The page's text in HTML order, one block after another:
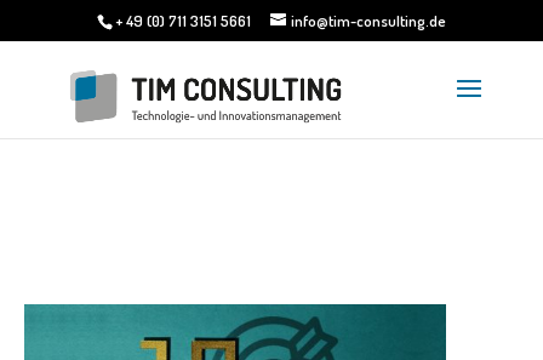
+ 49 (0) 711 3151 5661 info@tim-consulting.de